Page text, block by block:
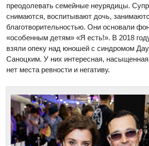
преодолевать семейные неурядицы.
снимаются, воспитывают дочь,
благотворительностью. Они основали
«особенным детям» «Я есть!». В 2018
взяли опеку над юношей с синдромом
Саноцким. У них интересная,
нет места ревности и негативу.